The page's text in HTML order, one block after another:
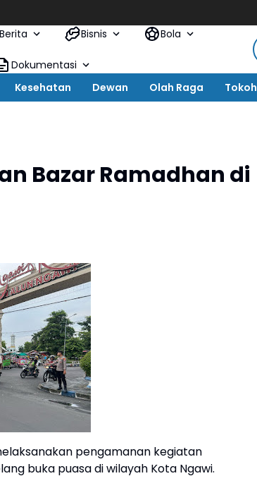
Berita Bisnis Bola
Dokumentasi
Kesehatan Dewan Olah Raga Tokoh
Bazar Ramadhan di
pengamanan kegiatan
buka puasa di wilayah Kota Ngawi.